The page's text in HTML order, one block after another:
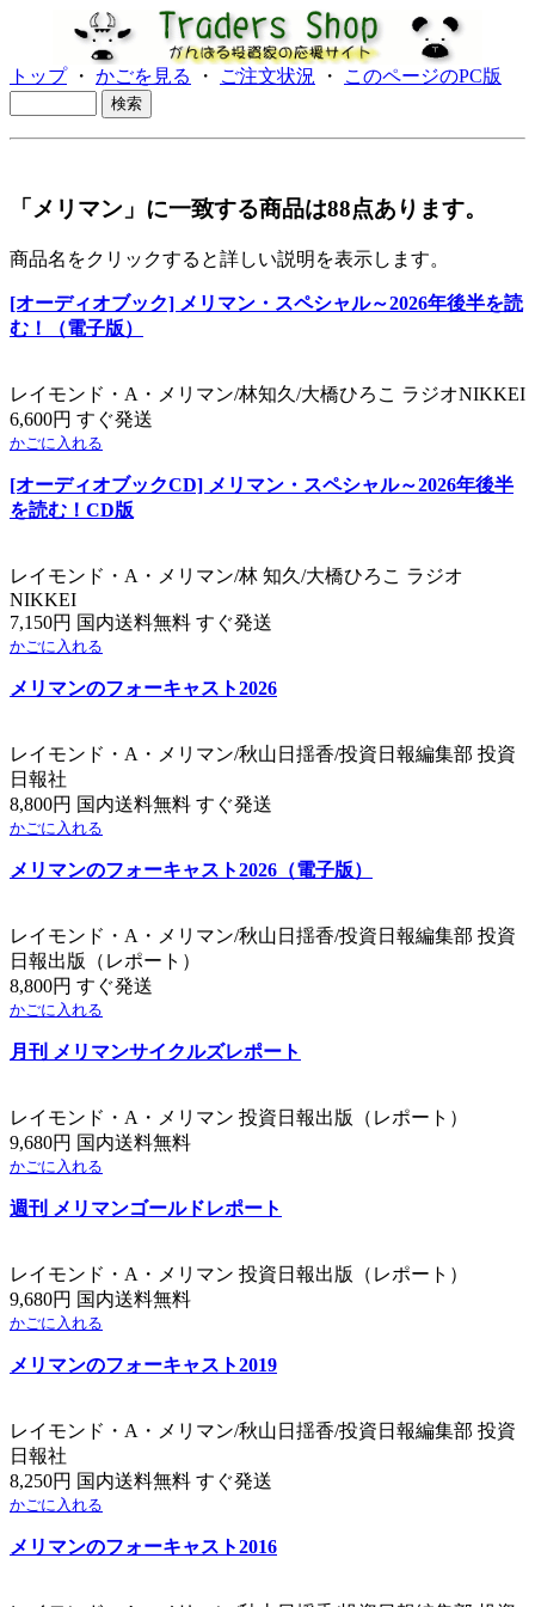
トップ・ かごを見る ・ ご注文状況 ・ このページのPC版
「メリマン」に一致する商品は88点あります。
商品名をクリックすると詳しい説明を表示します。
[オーディオブック] メリマン・スペシャル～2026年後半を読
む！（電子版）
レイモンド・A・メリマン/林知久/大橋ひろこ ラジオNIKKEI
6,600円 すぐ発送
かごに入れる
[オーディオブックCD] メリマン・スペシャル～2026年後半
を読む！CD版
レイモンド・A・メリマン/林 知久/大橋ひろこ ラジオ
NIKKEI
7,150円 国内送料無料 すぐ発送
かごに入れる
メリマンのフォーキャスト2026
レイモンド・A・メリマン/秋山日揺香/投資日報編集部 投資
日報社
8,800円 国内送料無料 すぐ発送
かごに入れる
メリマンのフォーキャスト2026（電子版）
レイモンド・A・メリマン/秋山日揺香/投資日報編集部 投資
日報出版（レポート）
8,800円 すぐ発送
かごに入れる
月刊 メリマンサイクルズレポート
レイモンド・A・メリマン 投資日報出版（レポート）
9,680円 国内送料無料
かごに入れる
週刊 メリマンゴールドレポート
レイモンド・A・メリマン 投資日報出版（レポート）
9,680円 国内送料無料
かごに入れる
メリマンのフォーキャスト2019
レイモンド・A・メリマン/秋山日揺香/投資日報編集部 投資
日報社
8,250円 国内送料無料 すぐ発送
かごに入れる
メリマンのフォーキャスト2016